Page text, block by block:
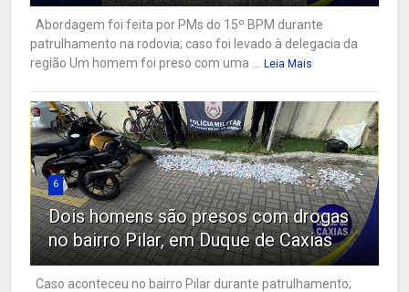
Abordagem foi feita por PMs do 15º BPM durante
patrulhamento na rodovia; caso foi levado à delegacia da
região Um homem foi preso com uma ...
Leia Mais
6
Dois homens são presos com drogas
no bairro Pilar, em Duque de Caxias
Caso aconteceu no bairro Pilar durante patrulhamento;